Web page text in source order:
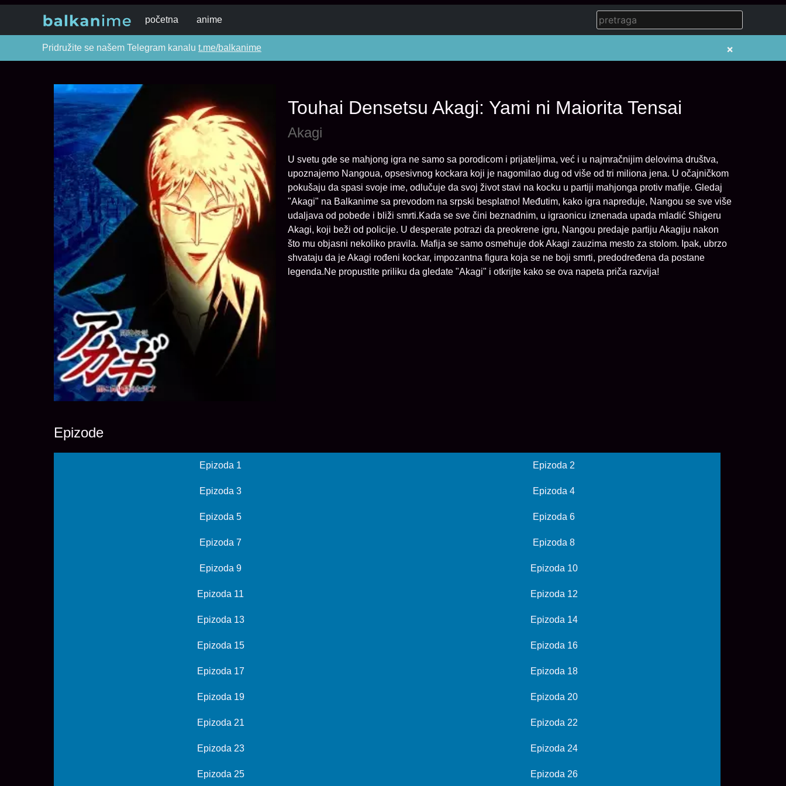
početna anime
Pridružite se našem Telegram kanalu t.me/balkanime ×
Touhai Densetsu Akagi: Yami ni Maiorita Tensai
Akagi
U svetu gde se mahjong igra ne samo sa porodicom i prijateljima, već i u najmračnijim delovima društva,
upoznajemo Nangoua, opsesivnog kockara koji je nagomilao dug od više od tri miliona jena. U očajničkom
pokušaju da spasi svoje ime, odlučuje da svoj život stavi na kocku u partiji mahjonga protiv mafije. Gledaj
"Akagi" na Balkanime sa prevodom na srpski besplatno! Međutim, kako igra napreduje, Nangou se sve više
udaljava od pobede i bliži smrti.Kada se sve čini beznadnim, u igraonicu iznenada upada mladić Shigeru
Akagi, koji beži od policije. U desperate potrazi da preokrene igru, Nangou predaje partiju Akagiju nakon
što mu objasni nekoliko pravila. Mafija se samo osmehuje dok Akagi zauzima mesto za stolom. Ipak, ubrzo
shvataju da je Akagi rođeni kockar, impozantna figura koja se ne boji smrti, predodređena da postane
legenda.Ne propustite priliku da gledate "Akagi" i otkrijte kako se ova napeta priča razvija!
Epizode
Epizoda 1 Epizoda 2
Epizoda 3 Epizoda 4
Epizoda 5 Epizoda 6
Epizoda 7 Epizoda 8
Epizoda 9 Epizoda 10
Epizoda 11 Epizoda 12
Epizoda 13 Epizoda 14
Epizoda 15 Epizoda 16
Epizoda 17 Epizoda 18
Epizoda 19 Epizoda 20
Epizoda 21 Epizoda 22
Epizoda 23 Epizoda 24
Epizoda 25 Epizoda 26